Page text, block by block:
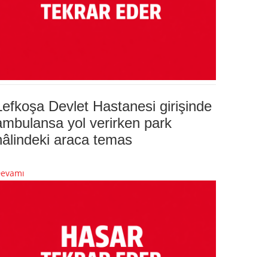
Devlet Hastanesi girişinde
yol verirken park
araca temas